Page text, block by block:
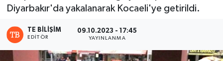
Diyarbakır'da yakalanarak Kocaeli'ye getirildi.
TE BILIŞIM
EDITÖR
09.10.2023 - 17:45
YAYINLANMA